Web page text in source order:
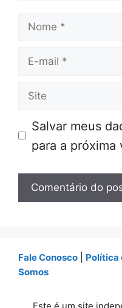
Nome
E-
Site
Salvar meus
para a próxima
Fale Conosco Política
Somos